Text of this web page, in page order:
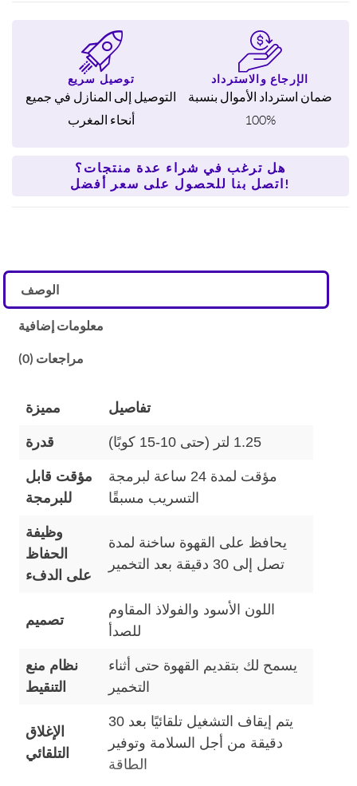
واط)
توصيل سريع
التوصيل إلى المنازل في جميع
أنحاء المغرب
الإرجاع والاسترداد
ضمان استرداد الأموال بنسبة
100%
هل ترغب في شراء عدة منتجات؟
اتصل بنا للحصول على سعر أفضل!
الوصف
معلومات إضافية
مراجعات (0)
مميزة تفاصيل
قدرة 1.25 لتر (حتى 10-15 كوبًا)
مؤقت قابل
للبرمجة
مؤقت لمدة 24 ساعة لبرمجة
التسريب مسبقًا
وظيفة
الحفاظ
على الدفء
يحافظ على القهوة ساخنة لمدة
تصل إلى 30 دقيقة بعد التخمير
تصميم
اللون الأسود والفولاذ المقاوم
للصدأ
نظام منع
التنقيط
يسمح لك بتقديم القهوة حتى أثناء
التخمير
الإغلاق
التلقائي
يتم إيقاف التشغيل تلقائيًا بعد 30
دقيقة من أجل السلامة وتوفير
الطاقة